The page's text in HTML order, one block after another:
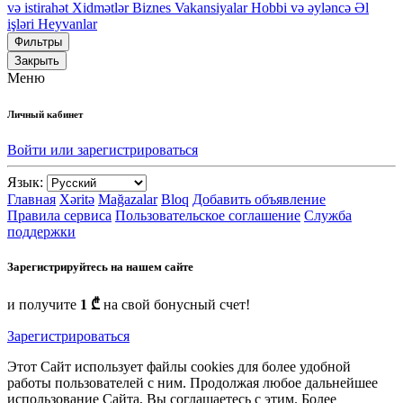
və istirahət Xidmətlər Biznes Vakansiyalar Hobbi və əyləncə Əl
işləri Heyvanlar
Фильтры
Закрыть
Меню
Личный кабинет
Войти или зарегистрироваться
Язык:
Главная Xəritə Mağazalar Bloq Добавить объявление
Правила сервиса Пользовательское соглашение Служба
поддержки
Зарегистрируйтесь на нашем сайте
и получите 1 ₾ на свой бонусный счет!
Зарегистрироваться
Этот Сайт использует файлы cookies для более удобной
работы пользователей с ним. Продолжая любое дальнейшее
использование Сайта, Вы соглашаетесь с этим. Более